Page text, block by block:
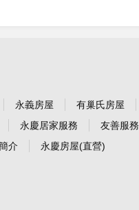
永義房屋 有巢氏房屋
永慶居家服務
友善服務
介
永慶房屋(直營)